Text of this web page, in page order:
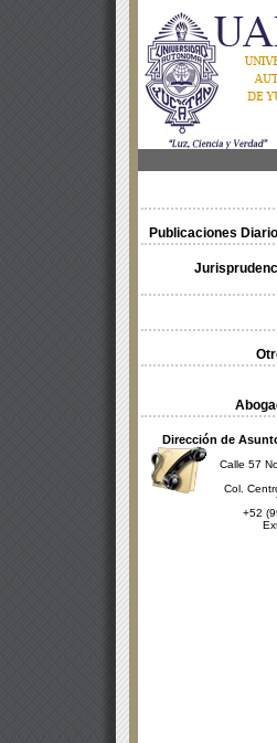
Publicaciones
Dirección de
Calle 57
Col.
+52